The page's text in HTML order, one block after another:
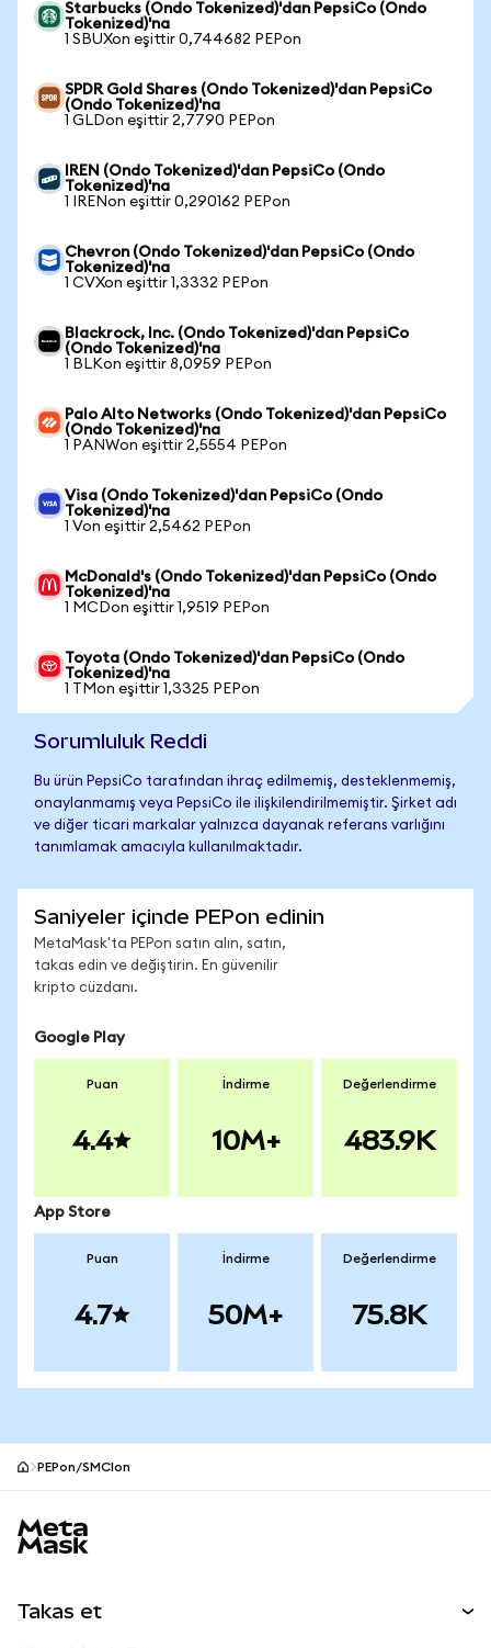
Starbucks (Ondo Tokenized)'dan PepsiCo (Ondo
Tokenized)'na
1 SBUXon eşittir 0,744682 PEPon
SPDR Gold Shares (Ondo Tokenized)'dan PepsiCo
(Ondo Tokenized)'na
1 GLDon eşittir 2,7790 PEPon
IREN (Ondo Tokenized)'dan PepsiCo (Ondo
Tokenized)'na
1 IRENon eşittir 0,290162 PEPon
Chevron (Ondo Tokenized)'dan PepsiCo (Ondo
Tokenized)'na
1 CVXon eşittir 1,3332 PEPon
Blackrock, Inc. (Ondo Tokenized)'dan PepsiCo
(Ondo Tokenized)'na
1 BLKon eşittir 8,0959 PEPon
Palo Alto Networks (Ondo Tokenized)'dan PepsiCo
(Ondo Tokenized)'na
1 PANWon eşittir 2,5554 PEPon
Visa (Ondo Tokenized)'dan PepsiCo (Ondo
Tokenized)'na
1 Von eşittir 2,5462 PEPon
McDonald's (Ondo Tokenized)'dan PepsiCo (Ondo
Tokenized)'na
1 MCDon eşittir 1,9519 PEPon
Toyota (Ondo Tokenized)'dan PepsiCo (Ondo
Tokenized)'na
1 TMon eşittir 1,3325 PEPon
Sorumluluk Reddi
Bu ürün PepsiCo tarafından ihraç edilmemiş, desteklenmemiş,
onaylanmamış veya PepsiCo ile ilişkilendirilmemiştir. Şirket adı
ve diğer ticari markalar yalnızca dayanak referans varlığını
tanımlamak amacıyla kullanılmaktadır.
Saniyeler içinde PEPon edinin
MetaMask'ta PEPon satın alın, satın,
takas edin ve değiştirin. En güvenilir
kripto cüzdanı.
Google Play
Puan
4.4
İndirme
10M+
Değerlendirme
483.9K
App Store
Puan
4.7
İndirme
50M+
Değerlendirme
75.8K
PEPon/SMCIon
Takas et